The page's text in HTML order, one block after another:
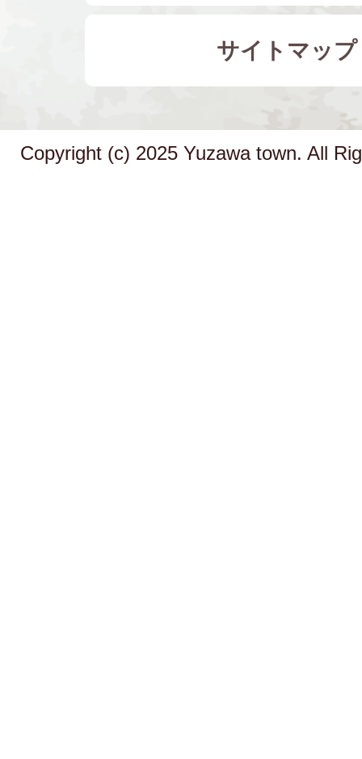
サイトマップ
Copyright (c) 2025 Yuzawa town. All